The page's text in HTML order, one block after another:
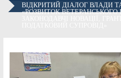
ВІДКРИТИЙ ДІАЛОГ ВЛАДИ
«РОЗВИТОК